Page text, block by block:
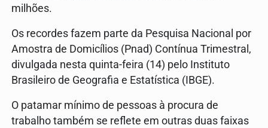
milhões.
Os recordes fazem parte da Pesquisa Nacional por
Amostra de Domicílios (Pnad) Contínua Trimestral,
divulgada nesta quinta-feira (14) pelo Instituto
Brasileiro de Geografia e Estatística (IBGE).
O patamar mínimo de pessoas à procura de
trabalho também se reflete em outras duas faixas